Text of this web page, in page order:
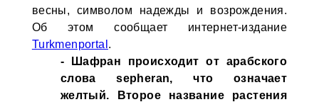
весны, символом надежды и возрождения.
Об этом сообщает интернет-издание
Turkmenportal .
- Шафран происходит от арабского
слова sepheran, что означает
желтый. Второе название растения